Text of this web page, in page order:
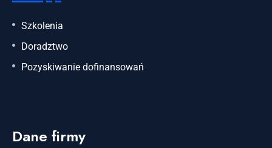
Szkolenia
Doradztwo
Pozyskiwanie dofinansowań
Dane firmy